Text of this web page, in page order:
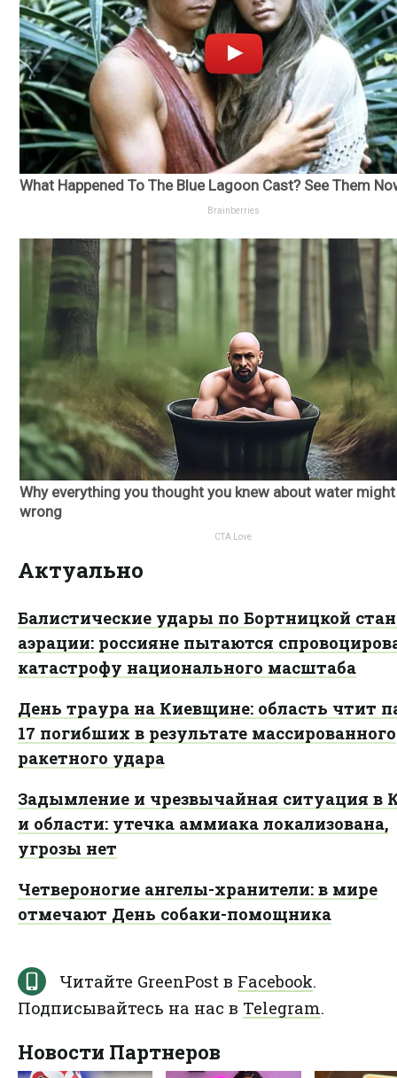
Актуально
Балистические удары по Бортницкой
аэрации: россияне пытаются
катастрофу национального масштаба
День траура на Киевщине: область чтит
17 погибших в результате массированного
ракетного удара
Задымление и чрезвычайная ситуация в
и области: утечка аммиака локализована,
угрозы нет
Четвероногие ангелы-хранители: в мире
отмечают День собаки-помощника
Читайте GreenPost в Facebook.
Подписывайтесь на нас в Telegram.